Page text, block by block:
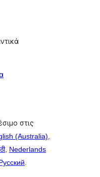
στις
(Australia),
, Nederlands
.